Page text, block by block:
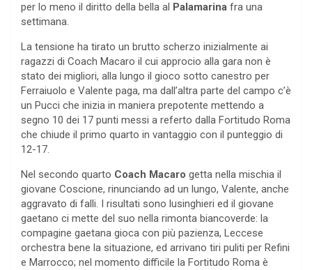
per lo meno il diritto della bella al Palamarina fra una
settimana.
La tensione ha tirato un brutto scherzo inizialmente ai
ragazzi di Coach Macaro il cui approcio alla gara non è
stato dei migliori, alla lungo il gioco sotto canestro per
Ferraiuolo e Valente paga, ma dall’altra parte del campo c’è
un Pucci che inizia in maniera prepotente mettendo a
segno 10 dei 17 punti messi a referto dalla Fortitudo Roma
che chiude il primo quarto in vantaggio con il punteggio di
12-17.
Nel secondo quarto Coach Macaro getta nella mischia il
giovane Coscione, rinunciando ad un lungo, Valente, anche
aggravato di falli. I risultati sono lusinghieri ed il giovane
gaetano ci mette del suo nella rimonta biancoverde: la
compagine gaetana gioca con più pazienza, Leccese
orchestra bene la situazione, ed arrivano tiri puliti per Refini
e Marrocco; nel momento difficile la Fortitudo Roma è